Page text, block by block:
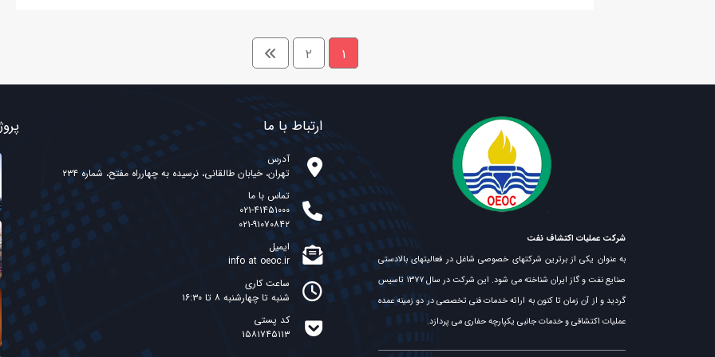
۱ ۲
شرکت عملیات اکتشاف نفت
به عنوان یکی از برترین شرکتهای خصوصی شاغل در فعالیتهای بالادستی
صنایع نفت و گاز ایران شناخته می شود. این شرکت در سال ۱۳۷۷ تاسیس
گردید و از آن زمان تا کنون به ارائه خدمات فنی تخصصی در دو زمینه عمده
عملیات اکتشافی و خدمات جانبی یکپارچه حفاری می پردازد.
ارتباط با ما
آدرس
تهران، خیابان طالقانی، نرسیده به چهارراه مفتح، شماره ۲۳۴
تماس با ما
۰۲۱-۴۱۴۵۱۰۰۰
۰۲۱-۹۱۰۷۰۸۴۲
ایمیل
info at oeoc.ir
ساعت کاری
شنبه تا چهارشنبه ۸ تا ۱۶:۳۰
کد پستی
۱۵۸۱۷۴۵۱۱۳